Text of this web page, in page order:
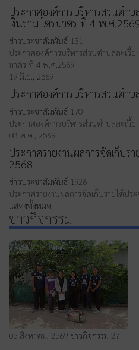
ประกาศองค์การบริหารส่วนตำบ
เงินรวม ไตรมาตร ที่ 4 พ.ศ
ข่าวประชาสัมพันธ์ 131
ประกาศองค์การบริหารส่วนตำบลละเวี้ย
มาตร ที่ 4 พ.ศ.2569
19 มิ.ย., 2569
ประกาศองค์การบริหารส่วนตำบ
ข่าวประชาสัมพันธ์ 170
ประกาศองค์การบริหารส่วนตำบลละเวี้ย
08 พ.ค., 2569
ประกาศรายงานผลการจัดเก็บร
2568
ข่าวประชาสัมพันธ์ 1926
ประกาศรายงานผลการจัดเก็บรายได้ปร
แสดงทั้งหมด
ข่าวกิจกรรม
05 สิงหาคม, 2569 ข่าวกิจกรรม 27